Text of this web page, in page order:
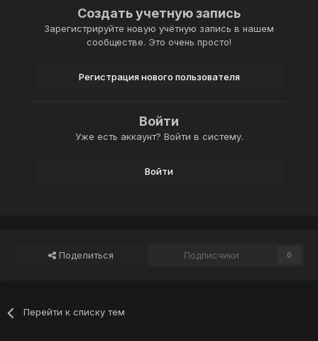
Создать учетную запись
Зарегистрируйте новую учётную запись в нашем
сообществе. Это очень просто!
Регистрация нового пользователя
Войти
Уже есть аккаунт? Войти в систему.
Войти
Поделиться Подписчики 0
Перейти к списку тем